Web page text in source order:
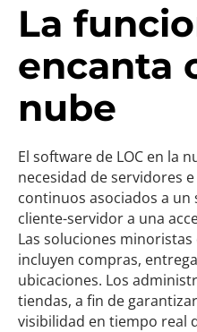
La
encanta
nube
El software de LOC en la
necesidad de servidores
continuos asociados a un
cliente-servidor a una
Las soluciones
incluyen compras,
ubicaciones. Los
tiendas, a fin de
visibilidad en tiempo real